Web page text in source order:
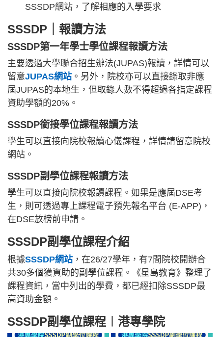
SSSDP網站，了解相應的入學要求
SSSDP｜報讀方法
SSSDP第一年學士學位課程報讀方法
主要透過大學聯合招生辦法(JUPAS)報讀，詳情可以
留意JUPAS網站 。另外，院校亦可以直接錄取非應
屆JUPAS的本地生，但取錄人數不得超過各指定課程
資助學額的20%。
SSSDP銜接學位課程報讀方法
學生可以直接向院校報讀心儀課程，詳情請留意院校
網站。
SSSDP副學位課程報讀方法
學生可以直接向院校報讀課程。如果是應屆DSE考
生，則可透過專上課程電子預先報名平台 (E-APP)，
在DSE放榜前申請。
SSSDP副學位課程介紹
根據SSSDP網站 ，在26/27學年，有7間院校開辦合
共30多個獲資助的副學位課程。《星島教育》整理了
課程資訊，當中列出的學費，都已經扣除SSSDP最
高資助金額。
SSSDP副學位課程︱港專學院